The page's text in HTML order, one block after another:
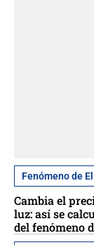
Fenómeno de
Cambia el
luz: así se
del fenómeno